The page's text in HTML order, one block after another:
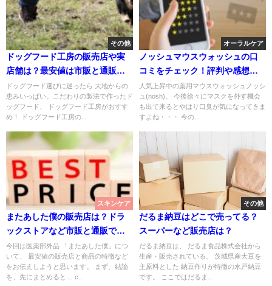
その他
ドッグフード工房の販売店や実
店舗は？最安値は市販と通販ど
っち？
ドッグフード選びに迷ったら 大地からの
恵みいっぱい。こだわりの製法で作ったド
ッグフード、 ドッグフード工房がおすす
め！ ドッグフード工房の...
オーラルケア
ノッシュマウスウォッシュの口
コミをチェック！評判や感想は
どう？
人気上昇中の薬用マウスウォッシュノッシ
ュ(nosh)。 今後徐々にマスクを外す機会
も出て来るとやはり口臭が気になってきま
すよね・・・ 今の...
スキンケア
またあした僕の販売店は？ドラ
ックストアなど市販と通販で最
安値はどこ？
今回は医薬部外品 「またあした僕」につ
いて、 最安値の販売店と商品の特徴など
をお伝えしようと思います。 まず、結論
を、先にまとめると… c...
その他
だるま納豆はどこで売ってる？
スーパーなど販売店は？
だるま納豆は、 だるま食品株式会社から
生産・販売されている、 茨城県産大豆を
主原料とした 納豆作りが特徴の水戸納豆
です。 ここではだるま...